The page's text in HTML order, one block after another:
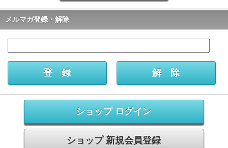
メルマガ登録・解除
ショップ ログイン
ショップ 新規会員登録